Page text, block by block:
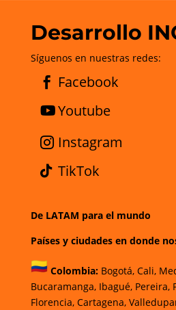
Desarrollo
Síguenos en nuestras redes:
Facebook
Youtube
Instagram
TikTok
De LATAM para el mundo
Países y ciudades en donde
Colombia: Bogotá,Cali,
Bucaramanga,Ibagué,Pereira,
Florencia, Cartagena,